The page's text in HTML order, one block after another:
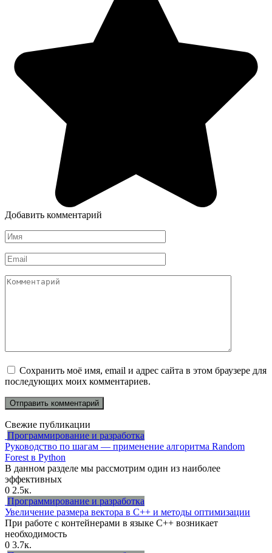
Добавить комментарий
Имя
*
Email
*
Комментарий
Сохранить моё имя, email и адрес сайта в этом браузере для
последующих моих комментариев.
Свежие публикации
Программирование и разработка
Руководство по шагам — применение алгоритма Random
Forest в Python
В данном разделе мы рассмотрим один из наиболее
эффективных
0 2.5к.
Программирование и разработка
Увеличение размера вектора в C++ и методы оптимизации
При работе с контейнерами в языке C++ возникает
необходимость
0 3.7к.